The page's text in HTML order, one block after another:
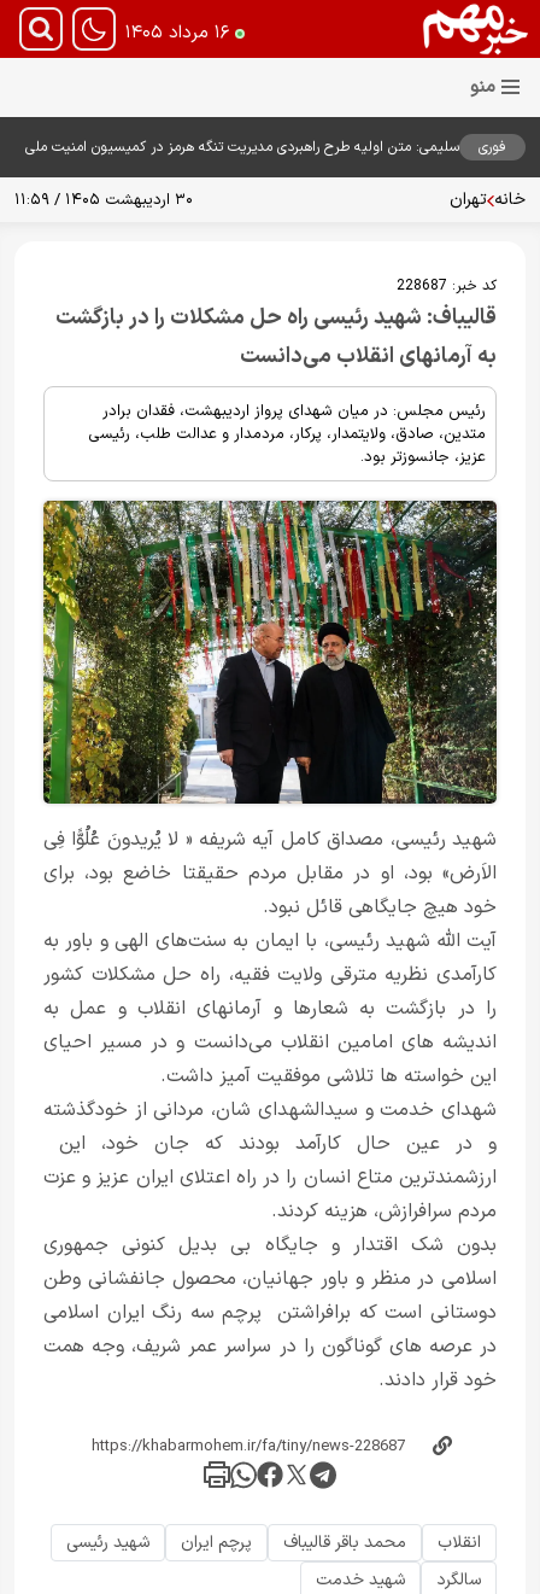
۱۶ مرداد ۱۴۰۵
فوری
سلیمی: متن اولیه طرح راهبردی مدیریت تنگه هرمز در کمیسیون امنیت ملی
خانه تهران ۳۰ اردیبهشت ۱۴۰۵ / ۱۱:۵۹
کد خبر: 228687
قالیباف: شهید رئیسی راه حل مشکلات را در بازگشت
به آرمانهای انقلاب می‌دانست
رئیس مجلس: در میان شهدای پرواز اردیبهشت، فقدان برادر
متدین، صادق، ولایتمدار، پرکار، مردمدار و عدالت طلب، رئیسی
عزیز، جانسوزتر بود.
شهید رئیسی، مصداق کامل آیه شریفه « لا یُریدونَ عُلُوًّا فِی
الاَرض» بود، او در مقابل مردم حقیقتا خاضع بود، برای
خود هیچ جایگاهی قائل نبود.
آیت الله شهید رئیسی، با ایمان به سنت‌های الهی و باور به
کارآمدی نظریه مترقی ولایت فقیه، راه حل مشکلات کشور
را در بازگشت به شعارها و آرمانهای انقلاب و عمل به
اندیشه های امامین انقلاب می‌دانست و در مسیر احیای
این خواسته ها تلاشی موفقیت آمیز داشت.
شهدای خدمت و سیدالشهدای شان، مردانی از خودگذشته
و در عین حال کارآمد بودند که جان خود، این
ارزشمندترین متاع انسان را در راه اعتلای ایران عزیز و عزت
مردم سرافرازش، هزینه کردند.
بدون شک اقتدار و جایگاه بی بدیل کنونی جمهوری
اسلامی در منظر و باور جهانیان، محصول جانفشانی وطن
دوستانی است که برافراشتن پرچم سه رنگ ایران اسلامی
در عرصه های گوناگون را در سراسر عمر شریف، وجه همت
خود قرار دادند.
انقلاب محمد باقر قالیباف پرچم ایران
شهید رئیسی
سالگرد
شهید خدمت